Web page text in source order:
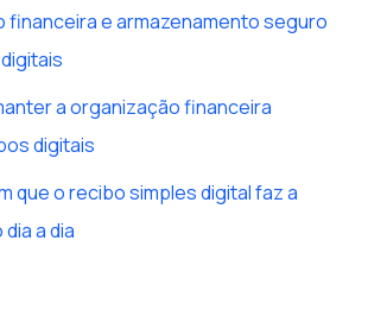
financeira e armazenamento seguro
a organização financeira
digitais
que o recibo simples digital faz a
a dia